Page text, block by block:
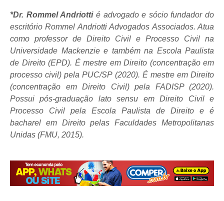
*Dr. Rommel Andriottié advogado e sócio fundador do
escritório Rommel Andriotti Advogados Associados. Atua
como professor de Direito Civil e Processo Civil na
Universidade Mackenzie e também na Escola Paulista
de Direito (EPD). É mestre em Direito (concentração em
processo civil) pela PUC/SP (2020). É mestre em Direito
(concentração em Direito Civil) pela FADISP (2020).
Possui pós-graduação lato sensu em Direito Civil e
Processo Civil pela Escola Paulista de Direito e é
bacharel em Direito pelas Faculdades Metropolitanas
Unidas (FMU, 2015).